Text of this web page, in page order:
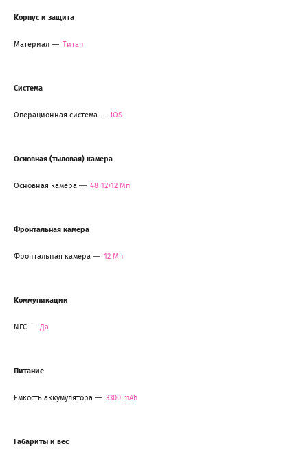
Корпус и защита
Материал Титан
Система
Операционная система iOS
Основная (тыловая) камера
Основная камера 48+12+12 Мп
Фронтальная камера
Фронтальная камера 12 Мп
Коммуникации
NFC Да
Питание
Емкость аккумулятора 3300 mAh
Габариты и вес